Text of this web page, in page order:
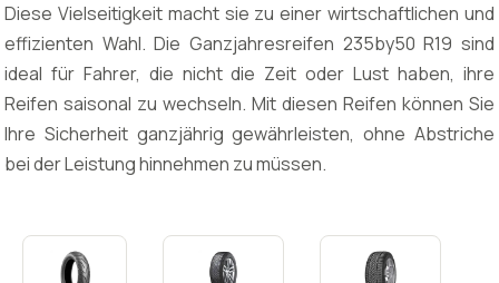
Diese Vielseitigkeit macht sie zu einer wirtschaftlichen und
effizienten Wahl. Die Ganzjahresreifen 235by50 R19 sind
ideal für Fahrer, die nicht die Zeit oder Lust haben, ihre
Reifen saisonal zu wechseln. Mit diesen Reifen können Sie
Ihre Sicherheit ganzjährig gewährleisten, ohne Abstriche
bei der Leistung hinnehmen zu müssen.